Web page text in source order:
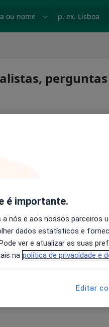
é importante.
nós e aos nossos parceiros
dados estatísticos e
ver e atualizar as suas
na política de privacidade e
Editar